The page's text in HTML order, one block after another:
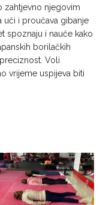
zahtjevno njegovim
uči i proučava gibanje
spoznaju i nauče kako
borilačkih
Voli
vrijeme uspijeva biti